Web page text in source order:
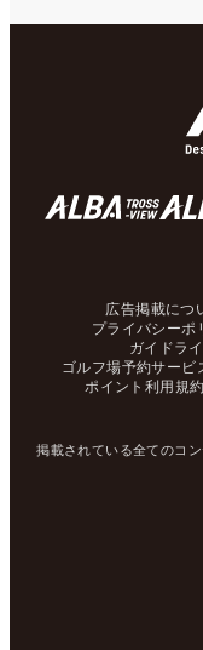
広告掲載につ
プライバシーポ
ガイドラ
ゴルフ場予約サービ
ポイント利用規約
掲載されている全てのコ